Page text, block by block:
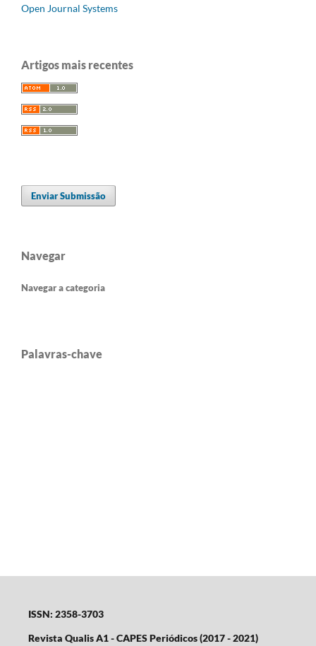
Open Journal Systems
Artigos mais recentes
Enviar Submissão
Navegar
Navegar a categoria
Palavras-chave
ISSN: 2358-3703
Revista Qualis A1 - CAPES Periódicos (2017 - 2021)